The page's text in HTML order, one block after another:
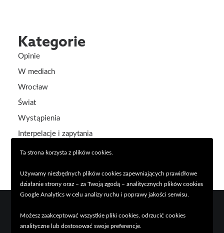
Kategorie
Opinie
W mediach
Wrocław
Świat
Wystąpienia
Interpelacje i zapytania
Aktualności
© 2026 Piotr Uhle. Wszystkie prawa zastrzeżone
Ta strona korzysta z plików cookies.
Używamy niezbędnych plików cookies zapewniających prawidłowe
działanie strony oraz – za Twoją zgodą – analitycznych plików cookies
Google Analytics w celu analizy ruchu i poprawy jakości serwisu.
Możesz zaakceptować wszystkie pliki cookies, odrzucić cookies
analityczne lub dostosować swoje preferencje.